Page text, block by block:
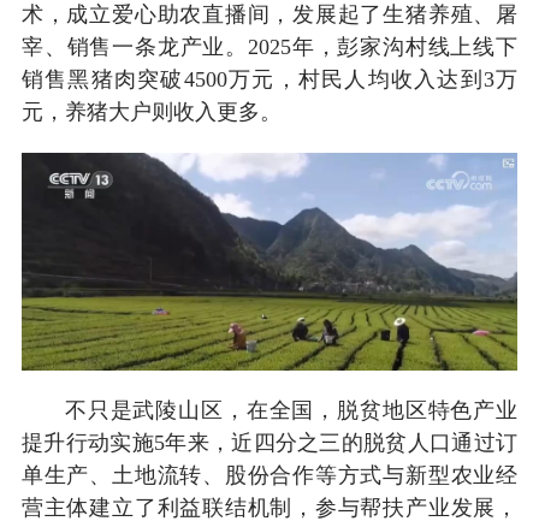
术，成立爱心助农直播间，发展起了生猪养殖、屠
宰、销售一条龙产业。2025年，彭家沟村线上线下
销售黑猪肉突破4500万元，村民人均收入达到3万
元，养猪大户则收入更多。
不只是武陵山区，在全国，脱贫地区特色产业
提升行动实施5年来，近四分之三的脱贫人口通过订
单生产、土地流转、股份合作等方式与新型农业经
营主体建立了利益联结机制，参与帮扶产业发展，